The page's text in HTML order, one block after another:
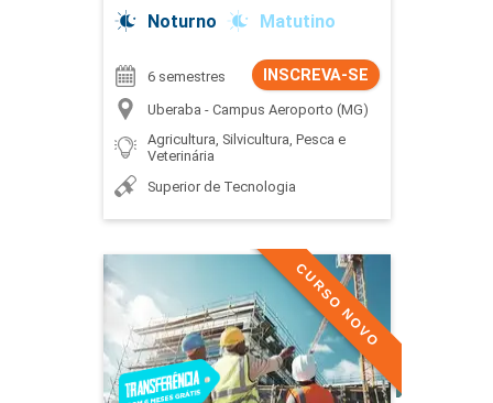
Noturno
Matutino
INSCREVA-SE
6 semestres
Uberaba - Campus Aeroporto (MG)
Agricultura, Silvicultura, Pesca e
Veterinária
Superior de Tecnologia
CURSO NOVO
Construção de Edifícios
Detalhes do curso